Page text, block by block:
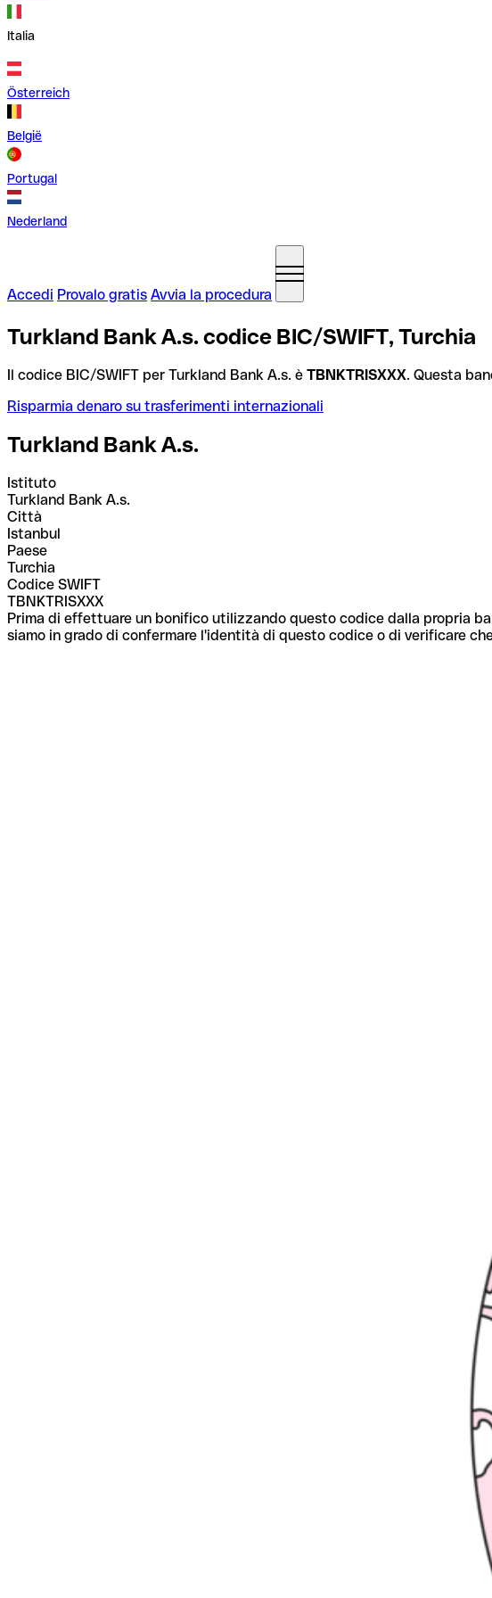
Italia
Österreich
België
Portugal
Nederland
Accedi Provalo gratis Avvia la procedura
Turkland Bank A.s. codice BIC/SWIFT, Turchia
Il codice BIC/SWIFT per Turkland Bank A.s. è TBNKTRISXXX. Questa
Risparmia denaro su trasferimenti internazionali
Turkland Bank A.s.
Istituto
Turkland Bank A.s.
Città
Istanbul
Paese
Turchia
Codice SWIFT
TBNKTRISXXX
Prima di effettuare un bonifico utilizzando questo codice dalla propria
siamo in grado di confermare l'identità di questo codice o di verificare